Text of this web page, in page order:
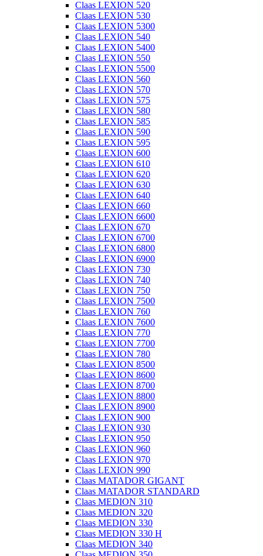
Claas LEXION 520
Claas LEXION 530
Claas LEXION 5300
Claas LEXION 540
Claas LEXION 5400
Claas LEXION 550
Claas LEXION 5500
Claas LEXION 560
Claas LEXION 570
Claas LEXION 575
Claas LEXION 580
Claas LEXION 585
Claas LEXION 590
Claas LEXION 595
Claas LEXION 600
Claas LEXION 610
Claas LEXION 620
Claas LEXION 630
Claas LEXION 640
Claas LEXION 660
Claas LEXION 6600
Claas LEXION 670
Claas LEXION 6700
Claas LEXION 6800
Claas LEXION 6900
Claas LEXION 730
Claas LEXION 740
Claas LEXION 750
Claas LEXION 7500
Claas LEXION 760
Claas LEXION 7600
Claas LEXION 770
Claas LEXION 7700
Claas LEXION 780
Claas LEXION 8500
Claas LEXION 8600
Claas LEXION 8700
Claas LEXION 8800
Claas LEXION 8900
Claas LEXION 900
Claas LEXION 930
Claas LEXION 950
Claas LEXION 960
Claas LEXION 970
Claas LEXION 990
Claas MATADOR GIGANT
Claas MATADOR STANDARD
Claas MEDION 310
Claas MEDION 320
Claas MEDION 330
Claas MEDION 330 H
Claas MEDION 340